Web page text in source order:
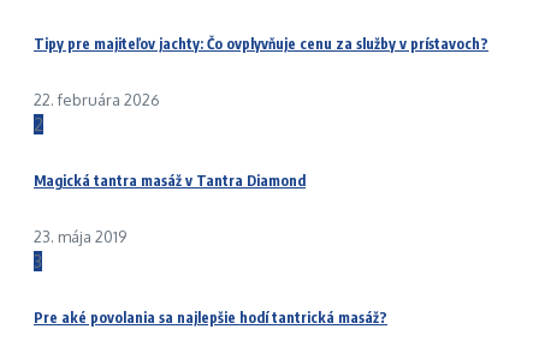
Tipy pre majiteľov jachty: Čo ovplyvňuje cenu za služby v prístavoch?
22. februára 2026
2
Magická tantra masáž v Tantra Diamond
23. mája 2019
3
Pre aké povolania sa najlepšie hodí tantrická masáž?